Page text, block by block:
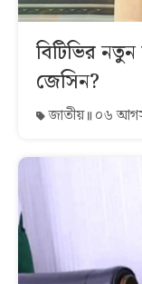
বিটিভির
জেসিন?
জাতীয় ০৬